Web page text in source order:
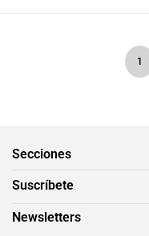
1
Secciones
Suscríbete
Newsletters